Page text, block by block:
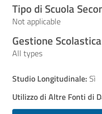
Tipo di Scuola
Not applicable
Gestione Scolastica
All types
Studio Longitudinale: Sì
Utilizzo di Altre Fonti di